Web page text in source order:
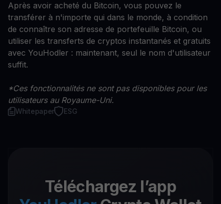
Après avoir acheté du Bitcoin, vous pouvez le
transférer à n'importe qui dans le monde, à condition
de connaître son adresse de portefeuille Bitcoin, ou
utiliser les transferts de cryptos instantanés et gratuits
avec YouHodler : maintenant, seul le nom d'utilisateur
suffit.
*Ces fonctionnalités ne sont pas disponibles pour les
utilisateurs au Royaume-Uni.
Whitepaper ESG
Téléchargez l’app